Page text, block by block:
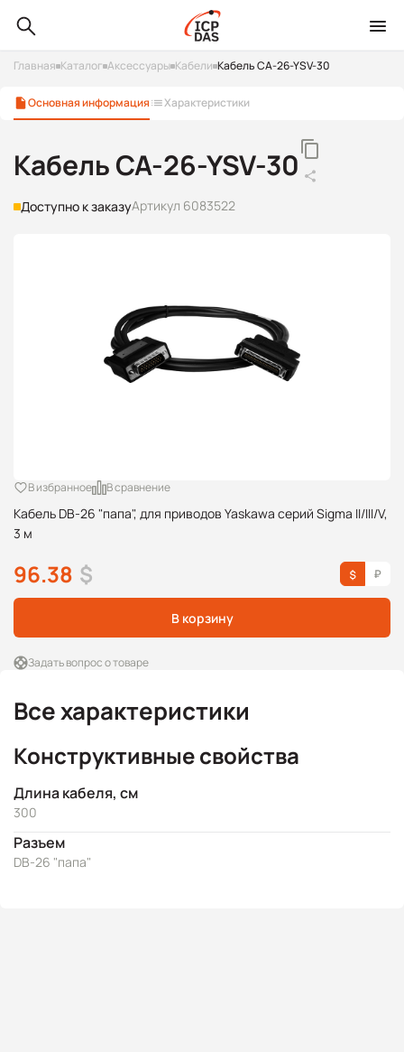
Главная Каталог Аксессуары Кабели Кабель CA-26-YSV-30
Основная информация Характеристики
Кабель CA-26-YSV-30
Доступно к заказуАртикул 6083522
Кабель DB-26 "папа", для приводов Yaskawa серий Sigma II/III/V,
3 м
В избранное В сравнение
96.38 $
В корзину
Задать вопрос о товаре
Все характеристики
Конструктивные свойства
Длина кабеля, см
300
Разъем
DB-26 "папа"